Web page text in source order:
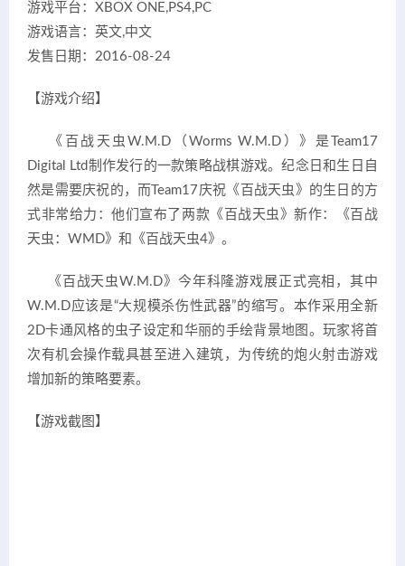
游戏平台：XBOX ONE,PS4,PC
游戏语言：英文,中文
发售日期：2016-08-24
【游戏介绍】
《百战天虫W.M.D（Worms W.M.D）》是Team17
Digital Ltd制作发行的一款策略战棋游戏。纪念日和生日自
然是需要庆祝的，而Team17庆祝《百战天虫》的生日的方
式非常给力：他们宣布了两款《百战天虫》新作：《百战
天虫：WMD》和《百战天虫4》。
《百战天虫W.M.D》今年科隆游戏展正式亮相，其中
W.M.D应该是“大规模杀伤性武器”的缩写。本作采用全新
2D卡通风格的虫子设定和华丽的手绘背景地图。玩家将首
次有机会操作载具甚至进入建筑，为传统的炮火射击游戏
增加新的策略要素。
【游戏截图】